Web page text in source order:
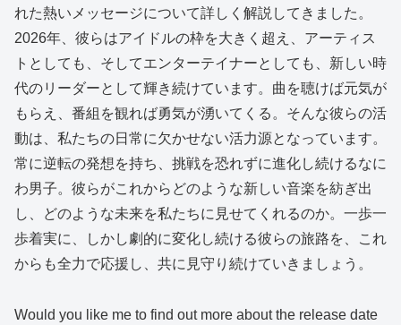
れた熱いメッセージについて詳しく解説してきました。
2026年、彼らはアイドルの枠を大きく超え、アーティス
トとしても、そしてエンターテイナーとしても、新しい時
代のリーダーとして輝き続けています。曲を聴けば元気が
もらえ、番組を観れば勇気が湧いてくる。そんな彼らの活
動は、私たちの日常に欠かせない活力源となっています。
常に逆転の発想を持ち、挑戦を恐れずに進化し続けるなに
わ男子。彼らがこれからどのような新しい音楽を紡ぎ出
し、どのような未来を私たちに見せてくれるのか。一歩一
歩着実に、しかし劇的に変化し続ける彼らの旅路を、これ
からも全力で応援し、共に見守り続けていきましょう。
Would you like me to find out more about the release date